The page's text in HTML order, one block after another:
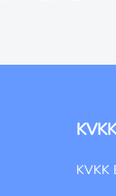
KVKK